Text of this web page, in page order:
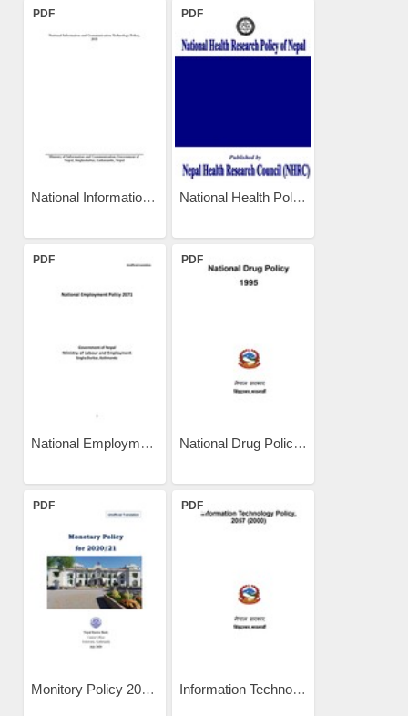
PDF
National Information and...
PDF
National Health Policy of...
PDF
National Employment Policy...
PDF
National Drug Policy 1995
PDF
Monitory Policy 2020
PDF
Information Technology...